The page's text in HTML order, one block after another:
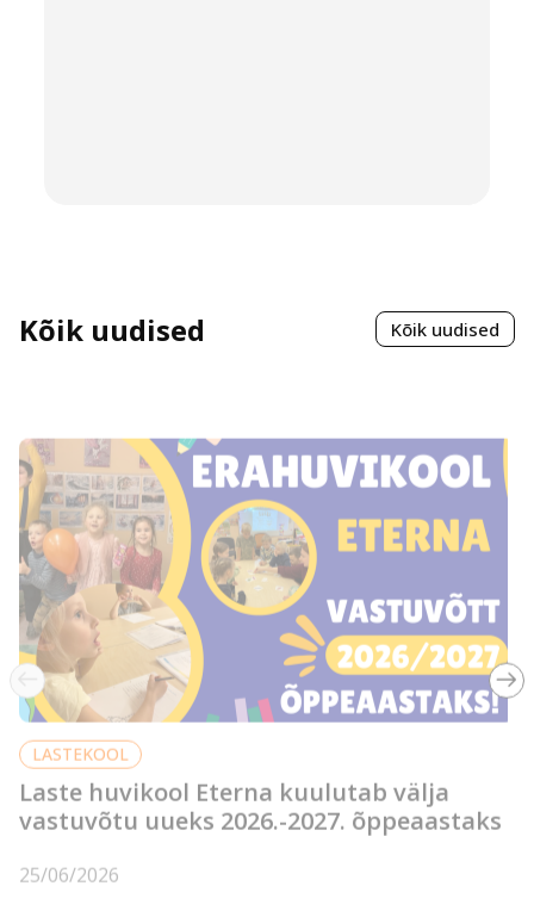
Kõik uudised Kõik uudised
LASTEKOOL
Laste huvikool Eterna kuulutab välja
vastuvõtu uueks 2026.-2027. õppeaastaks